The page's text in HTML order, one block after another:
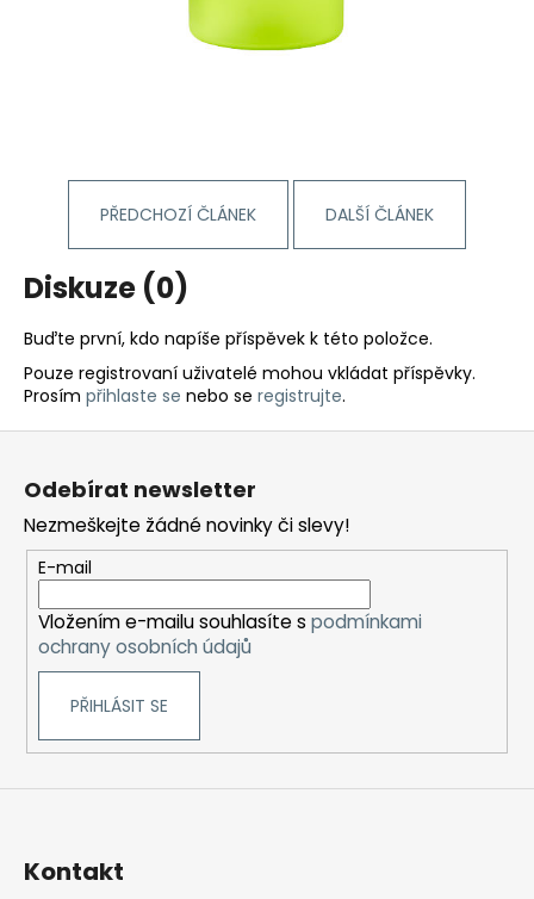
PŘEDCHOZÍ ČLÁNEK DALŠÍ ČLÁNEK
Diskuze (0)
Buďte první, kdo napíše příspěvek k této položce.
Pouze registrovaní uživatelé mohou vkládat příspěvky.
Prosím přihlaste se nebo se registrujte.
Odebírat newsletter
Nezmeškejte žádné novinky či slevy!
E-mail
Vložením e-mailu souhlasíte s podmínkami
ochrany osobních údajů
PŘIHLÁSIT SE
Kontakt